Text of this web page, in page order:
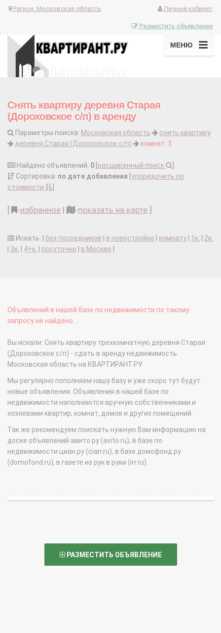
Регион: Московская область Личный кабинет
Разместить объявление
МЕНЮ
Снять квартиру деревня Старая
(Дороховское с/п) в аренду
Параметры поиска: Московская область
снять квартиру
деревня Старая (Дороховское с/п)
комнат: 3
Найдено объявлений: 0 расширенный поиск
Сортировка: по дате добавления упорядочить по
стоимости
-избранное | -показать на карте
Искать: | без посредников в новостройке комнату 1к.
2к.
3к. 4+к. посуточно в Москве
Объявлений в нашей базе по недвижимости по такому
запросу не найдено...
Вы искали: Снять квартиру трехкомнатную деревня Старая
(Дороховское с/п) - сдать в аренду недвижимость
Московская область на КВАРТИРАНТ.РУ
Мы регулярно пополняем нашу базу и уже скоро тут будут
новые объявления. Объявления в нашей базе по
недвижимости наполняются вручную собственниками и
хозяевами квартир, комнат, домов и других помещений.
Так же рекомендуем поискать нужную Вам информацию на
доске объявлений авито.ру (avito.ru), в базе по
недвижимости циан.ру (cian.ru), в базе домофонд.ру
(domofond.ru), в газете из рук в руки (irr.ru).
РАЗМЕСТИТЬ ОБЪЯВЛЕНИЕ